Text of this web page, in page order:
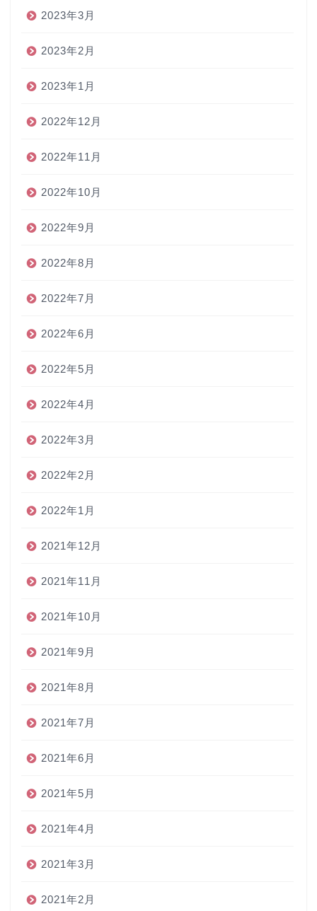
2023年3月
2023年2月
2023年1月
2022年12月
2022年11月
2022年10月
2022年9月
2022年8月
2022年7月
2022年6月
2022年5月
2022年4月
2022年3月
2022年2月
2022年1月
2021年12月
2021年11月
2021年10月
2021年9月
2021年8月
2021年7月
2021年6月
2021年5月
2021年4月
2021年3月
2021年2月